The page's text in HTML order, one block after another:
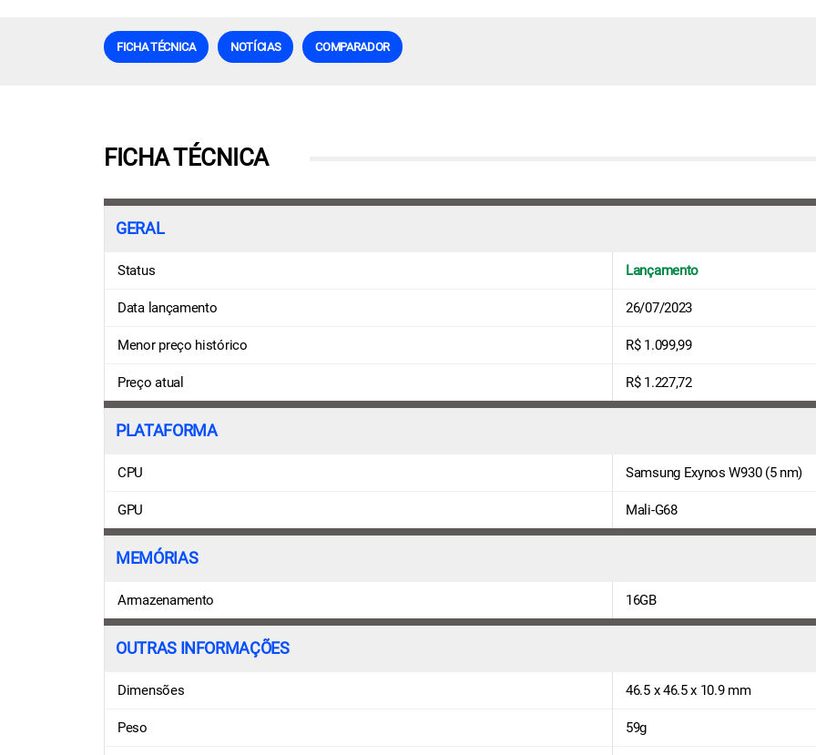
FICHA TÉCNICA NOTÍCIAS COMPARADOR
FICHA TÉCNICA
GERAL
Status Lançamento
Data lançamento 26/07/2023
Menor preço histórico R$ 1.099,99
Preço atual R$ 1.227,72
PLATAFORMA
CPU Samsung Exynos W930 (5 nm)
GPU Mali-G68
MEMÓRIAS
Armazenamento 16GB
OUTRAS INFORMAÇÕES
Dimensões 46.5 x 46.5 x 10.9 mm
Peso 59g